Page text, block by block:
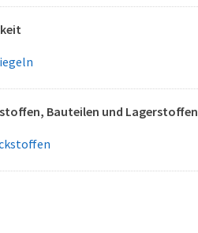
Bauteilen und Lagerstoffen